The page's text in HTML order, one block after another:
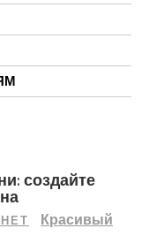
создайте
Красивый